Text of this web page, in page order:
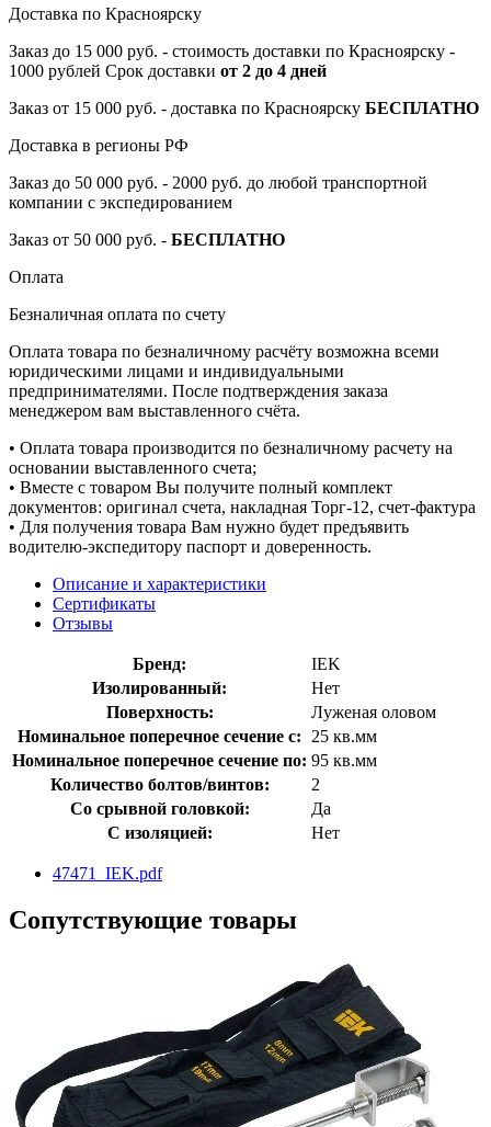
Доставка по Красноярску
Заказ до 15 000 руб. - стоимость доставки по Красноярску -
1000 рублей Срок доставки от 2 до 4 дней
Заказ от 15 000 руб. - доставка по Красноярску БЕСПЛАТНО
Доставка в регионы РФ
Заказ до 50 000 руб. - 2000 руб. до любой транспортной
компании с экспедированием
Заказ от 50 000 руб. - БЕСПЛАТНО
Оплата
Безналичная оплата по счету
Оплата товара по безналичному расчёту возможна всеми
юридическими лицами и индивидуальными
предпринимателями. После подтверждения заказа
менеджером вам выставленного счёта.
• Оплата товара производится по безналичному расчету на
основании выставленного счета;
• Вместе с товаром Вы получите полный комплект
документов: оригинал счета, накладная Торг-12, счет-фактура
• Для получения товара Вам нужно будет предъявить
водителю-экспедитору паспорт и доверенность.
Описание и характеристики
Сертификаты
Отзывы
Бренд:
IEK
Изолированный:
Нет
Поверхность:
Луженая оловом
Номинальное поперечное сечение с:
25 кв.мм
Номинальное поперечное сечение по: 95 кв.мм
Количество болтов/винтов:
2
Со срывной головкой:
Да
С изоляцией:
Нет
47471_IEK.pdf
Сопутствующие товары